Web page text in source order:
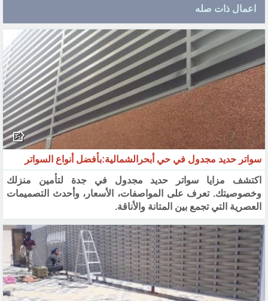
اعمال ذات صله
سواتر حديد مجدول في حي أبحرالشمالية:بأفضل أنواع السواتر
اكتشف مزايا سواتر حديد مجدول في جدة لتأمين منزلك
وخصوصيتك. تعرف على المواصفات، الأسعار، وأحدث التصميمات
العصرية التي تجمع بين المتانة والأناقة.